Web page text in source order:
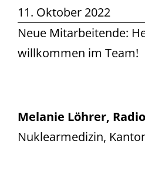
11. Oktober 2022
Neue Mitarbeitende:
willkommen im Team!
Melanie Löhrer,
Nuklearmedizin,